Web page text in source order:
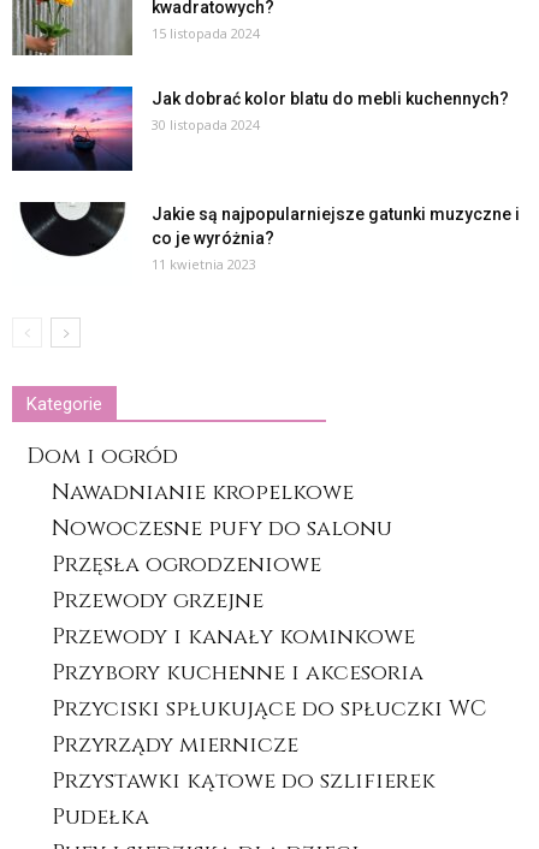
kwadratowych?
15 listopada 2024
Jak dobrać kolor blatu do mebli kuchennych?
30 listopada 2024
Jakie są najpopularniejsze gatunki muzyczne i
co je wyróżnia?
11 kwietnia 2023
Kategorie
Dom i ogród
Nawadnianie kropelkowe
Nowoczesne pufy do salonu
Przęsła ogrodzeniowe
Przewody grzejne
Przewody i kanały kominkowe
Przybory kuchenne i akcesoria
Przyciski spłukujące do spłuczki WC
Przyrządy miernicze
Przystawki kątowe do szlifierek
Pudełka